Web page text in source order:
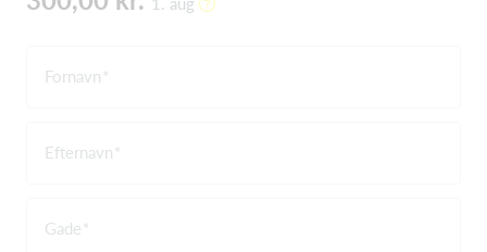
Fornavn
Efternavn
Gade